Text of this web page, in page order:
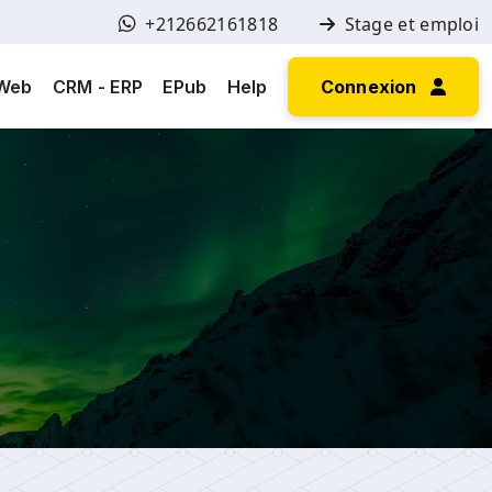
+212662161818 Stage et emploi
CRM - ERP EPub Help Connexion